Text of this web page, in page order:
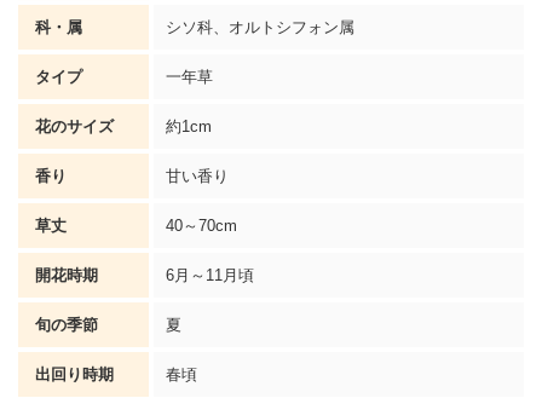
科・属 シソ科、オルトシフォン属
タイプ 一年草
花のサイズ 約1cm
香り 甘い香り
草丈 40～70cm
開花時期 6月～11月頃
旬の季節 夏
出回り時期
春頃